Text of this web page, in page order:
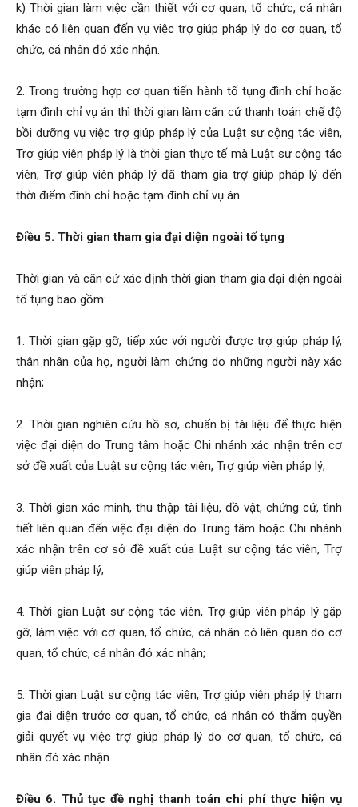
k) Thời gian làm việc cần thiết với cơ quan, tổ chức, cá nhân
khác có liên quan đến vụ việc trợ giúp pháp lý do cơ quan, tổ
chức, cá nhân đó xác nhận.
2. Trong trường hợp cơ quan tiến hành tố tụng đình chỉ hoặc
tạm đình chỉ vụ án thì thời gian làm căn cứ thanh toán chế độ
bồi dưỡng vụ việc trợ giúp pháp lý của Luật sư cộng tác viên,
Trợ giúp viên pháp lý là thời gian thực tế mà Luật sư cộng tác
viên, Trợ giúp viên pháp lý đã tham gia trợ giúp pháp lý đến
thời điểm đình chỉ hoặc tạm đình chỉ vụ án.
Điều 5. Thời gian tham gia đại diện ngoài tố tụng
Thời gian và căn cứ xác định thời gian tham gia đại diện ngoài
tố tụng bao gồm:
1. Thời gian gặp gỡ, tiếp xúc với người được trợ giúp pháp lý,
thân nhân của họ, người làm chứng do những người này xác
nhận;
2. Thời gian nghiên cứu hồ sơ, chuẩn bị tài liệu để thực hiện
việc đại diện do Trung tâm hoặc Chi nhánh xác nhận trên cơ
sở đề xuất của Luật sư cộng tác viên, Trợ giúp viên pháp lý;
3. Thời gian xác minh, thu thập tài liệu, đồ vật, chứng cứ, tình
tiết liên quan đến việc đại diện do Trung tâm hoặc Chi nhánh
xác nhận trên cơ sở đề xuất của Luật sư cộng tác viên, Trợ
giúp viên pháp lý;
4. Thời gian Luật sư cộng tác viên, Trợ giúp viên pháp lý gặp
gỡ, làm việc với cơ quan, tổ chức, cá nhân có liên quan do cơ
quan, tổ chức, cá nhân đó xác nhận;
5. Thời gian Luật sư cộng tác viên, Trợ giúp viên pháp lý tham
gia đại diện trước cơ quan, tổ chức, cá nhân có thẩm quyền
giải quyết vụ việc trợ giúp pháp lý do cơ quan, tổ chức, cá
nhân đó xác nhận.
Điều 6. Thủ tục đề nghị thanh toán chi phí thực hiện vụ